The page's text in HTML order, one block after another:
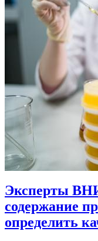
Эксперты
содержание
определить